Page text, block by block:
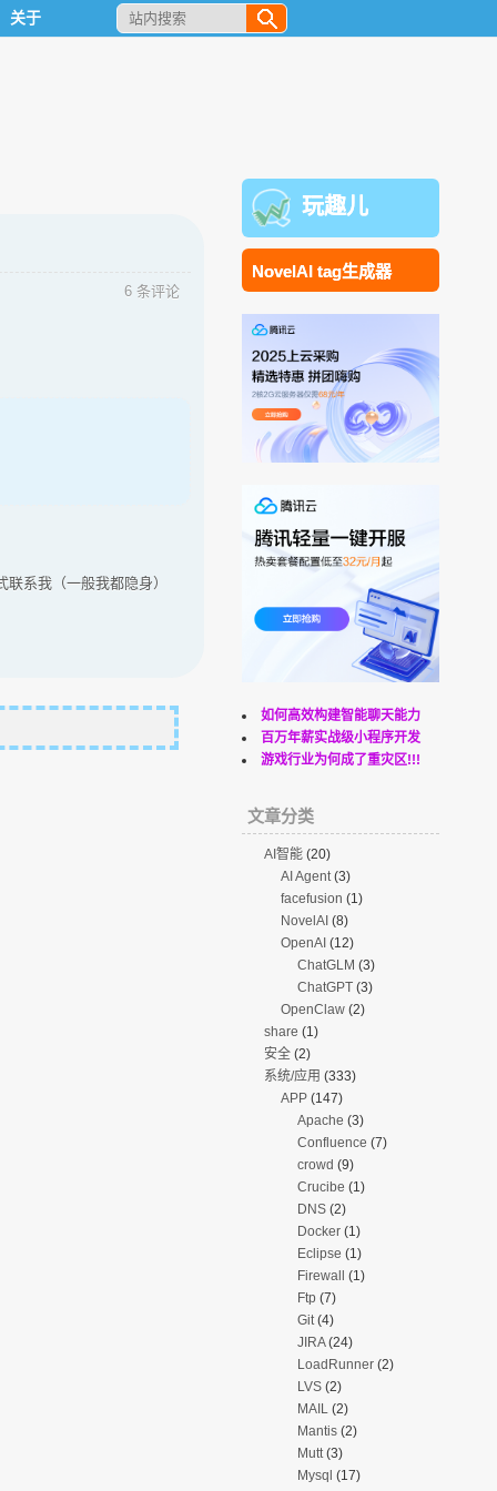
关于
6 条评论
系我（一般我都隐身）
玩趣儿
NovelAI tag生成器
如何高效构建智能聊天能力
百万年薪实战级小程序开发
游戏行业为何成了重灾区!!!
文章分类
AI智能(20)
AI Agent(3)
facefusion (1)
NovelAI(8)
OpenAI(12)
ChatGLM (3)
ChatGPT(3)
OpenClaw(2)
share (1)
安全(2)
系统/应用 (333)
APP(147)
Apache (3)
Confluence (7)
crowd (9)
Crucibe (1)
DNS(2)
Docker(1)
Eclipse (1)
Firewall (1)
Ftp(7)
Git(4)
JIRA(24)
LoadRunner(2)
LVS(2)
MAIL (2)
Mantis(2)
Mutt(3)
Mysql (17)